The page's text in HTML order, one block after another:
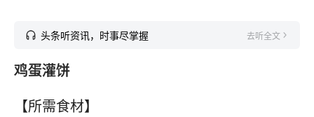
头条听资讯，时事尽掌握 去听全文
鸡蛋灌饼
【所需食材】